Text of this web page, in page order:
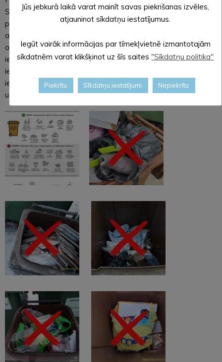
SIA “LAUTUS VIDE”, rakstot iesniegumu, kurā norāda to
personu, uz kuras vārda ir noslēgts līgums par sadzīves
atkritumu apsaimniekošanu konkrētajā īpašumā, un īpašuma
adresi, kurā tiks veikta mājkompostēšana. Iesniegumu var
iesniegt SIA “LAUTUS VIDE” personīgi tās birojā Rūpniecības
ielā 8F, Alūksnē, vai nosūtīt pa pastu, elektroniski parakstītu
iesniegumu var nosūtīt uz e-pastualuksne@pilsetvide.lv
uzņēmuma e-adresē. Informācija pa tālruni 26622989.
Jūs jebkurā laikā varat mainīt savas piekrišanas izvēles,
atjauninot sīkdatņu iestatījumus.
Iegūt vairāk informācijas par tīmekļvietnē izmantotajām
sīkdatnēm varat klikšķinot uz šīs saites "Sīkdatņu politika"
Piekrītu Sīkdatņu iestatījumi Nepiekrītu